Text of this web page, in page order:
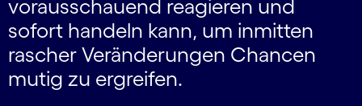
vorausschauend reagieren und
sofort handeln kann, um inmitten
rascher Veränderungen Chancen
mutig zu ergreifen.